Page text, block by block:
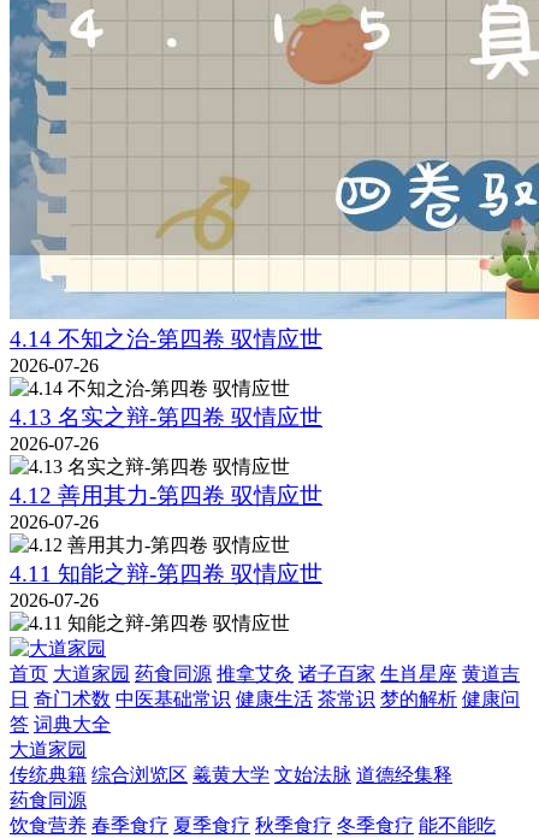
4.14 不知之治-第四卷 驭情应世
2026-07-26
4.13 名实之辩-第四卷 驭情应世
2026-07-26
4.12 善用其力-第四卷 驭情应世
2026-07-26
4.11 知能之辩-第四卷 驭情应世
2026-07-26
首页 大道家园 药食同源 推拿艾灸 诸子百家 生肖星座 黄道吉
日 奇门术数 中医基础常识 健康生活 茶常识 梦的解析 健康问
答 词典大全
大道家园
传统典籍 综合浏览区 羲黄大学 文始法脉 道德经集释
药食同源
饮食营养 春季食疗 夏季食疗 秋季食疗 冬季食疗 能不能吃